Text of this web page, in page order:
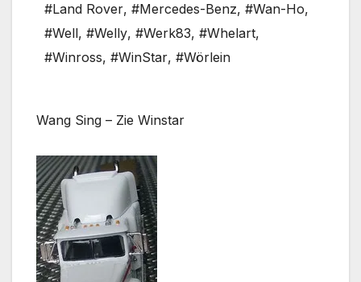
#Land Rover, #Mercedes-Benz, #Wan-Ho,
#Well, #Welly, #Werk83, #Whelart,
#Winross, #WinStar, #Wörlein
Wang Sing – Zie Winstar